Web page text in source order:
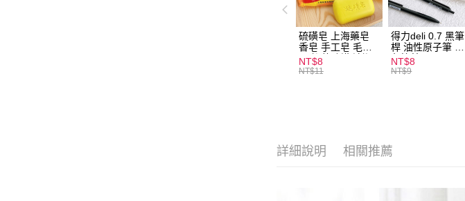
硫磺皂 上海藥皂
香皂 手工皂 毛囊
炎 抑菌除蟎 清潔
護膚 去油去痘 寵
NT$8
NT$11
得力deli 0.7 黑筆
桿 油性原子筆 黑
色筆芯 S304
NT$8
NT$9
詳細說明 相關推薦